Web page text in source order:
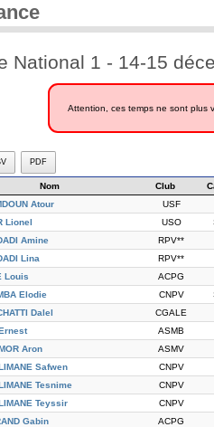
National 1 - 14-15
Attention, ces temps ne sont plus
PDF
Nom Club
Atour USF
Lionel USO
Amine RPV**
Lina RPV**
Louis ACPG
Elodie CNPV
Dalel CGALE
ASMB
Aron ASMV
Safwen CNPV
Tesnime CNPV
Teyssir CNPV
Gabin ACPG